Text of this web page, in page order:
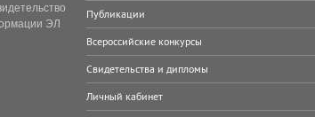
ЭЛ
Публикации
Всероссийские конкурсы
Свидетельства и дипломы
Личный кабинет